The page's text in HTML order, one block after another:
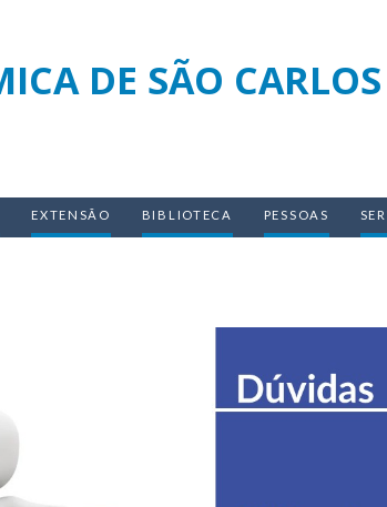
DE SÃO CARLOS
EXTENSÃO BIBLIOTECA PESSOAS